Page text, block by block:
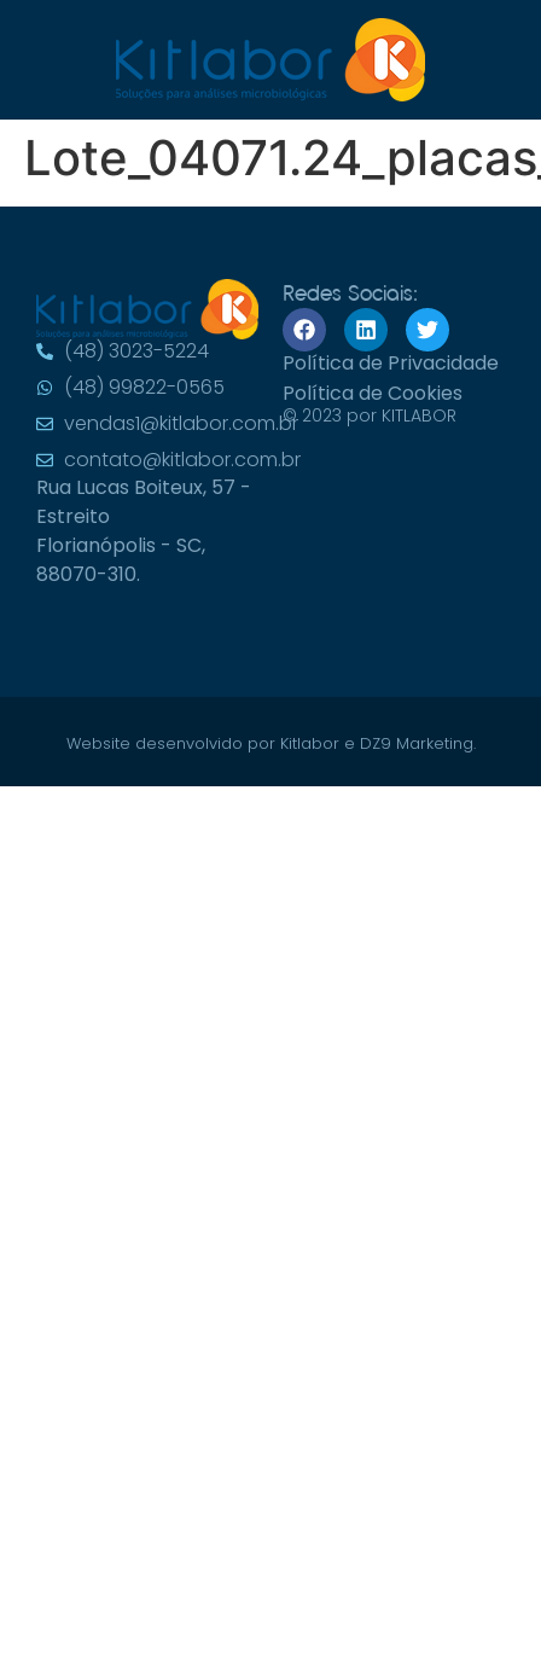
(48) 3023-5224
(48) 99822-0565
vendas1@kitlabor.com.br
contato@kitlabor.com.br
Rua Lucas Boiteux, 57 -
Estreito
Florianópolis - SC,
88070-310.
Redes Sociais:
Política de Privacidade
Política de Cookies
© 2023 por KITLABOR
Website desenvolvido por Kitlabor e DZ9 Marketing.